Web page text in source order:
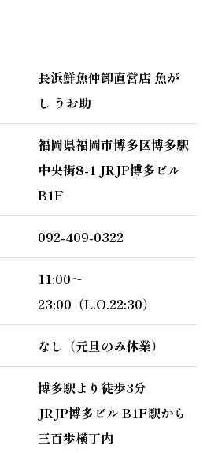
長浜鮮魚仲卸直営店 魚が
し うお助
福岡県福岡市博多区博多駅
中央街8-1 JRJP博多ビル
B1F
092-409-0322
11:00～
23:00（L.O.22:30）
なし（元旦のみ休業）
博多駅より徒歩3分
JRJP博多ビル B1F駅から
三百歩横丁内